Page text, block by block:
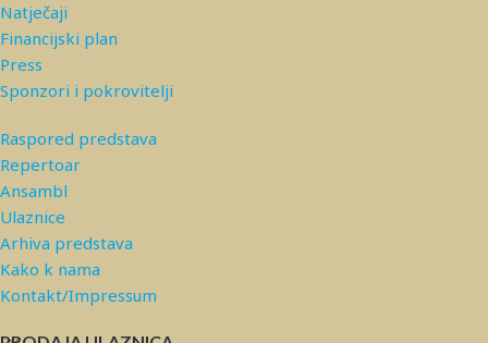
Natječaji
Financijski plan
Press
Sponzori i pokrovitelji
Raspored predstava
Repertoar
Ansambl
Ulaznice
Arhiva predstava
Kako k nama
Kontakt/Impressum